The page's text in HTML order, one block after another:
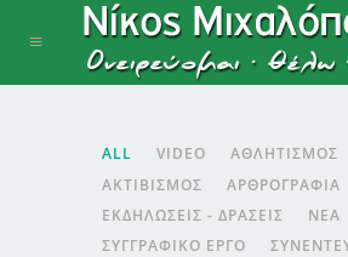
ALL VIDEO
ΑΘΛΗΤΙΣΜΌΣ
ΑΚΤΙΒΙΣΜΌΣ
ΑΡΘΡΟΓΡΑΦΊΑ
ΕΚΔΗΛΏΣΕΙΣ - ΔΡΆΣΕΙΣ
ΝΈΑ
ΣΥΓΓΡΑΦΙΚΌ ΈΡΓΟ